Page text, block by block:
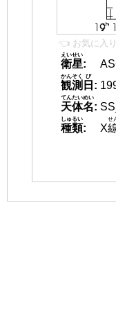
👈 お気に入
衛星
えいせい
:
観測
かんそく
日
び
:
天体名
てんたいめい
:
種類
しゅるい
: X
せ